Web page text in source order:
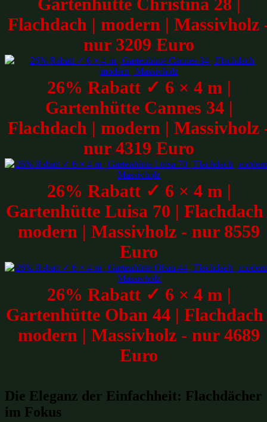
Flachdach | modern | Massivholz
nur 3209 Euro
26% Rabatt ✓ 6 × 4 m |
Gartenhütte Cannes 34 |
Flachdach | modern | Massivholz
nur 4319 Euro
26% Rabatt ✓ 6 × 4 m |
Gartenhütte Luisa 70 | Flachdach
modern | Massivholz - nur 8559
Euro
26% Rabatt ✓ 6 × 4 m |
Gartenhütte Oban 44 | Flachdach
modern | Massivholz - nur 4689
Euro
Die Eleganz der Einfachheit: Flachdächer
im Fokus